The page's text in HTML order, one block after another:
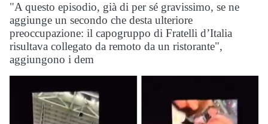
"A questo episodio, già di per sé gravissimo, se ne
aggiunge un secondo che desta ulteriore
preoccupazione: il capogruppo di Fratelli d’Italia
risultava collegato da remoto da un ristorante",
aggiungono i dem